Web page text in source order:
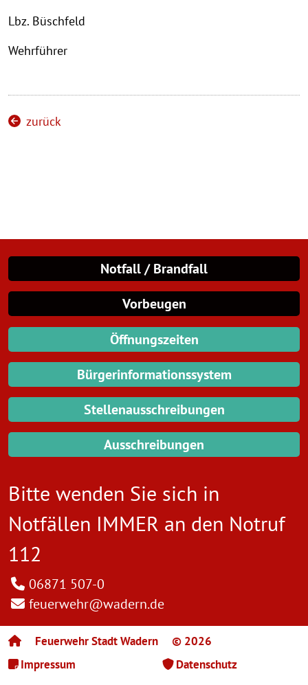
Lbz. Büschfeld
Wehrführer
zurück
Notfall / Brandfall
Vorbeugen
Öffnungszeiten
Bürgerinformationssystem
Stellenausschreibungen
Ausschreibungen
Bitte wenden Sie sich in
Notfällen IMMER an den Notruf
112
06871 507-0
feuerwehr@wadern.de
Feuerwehr Stadt Wadern
© 2026
Impressum
Datenschutz